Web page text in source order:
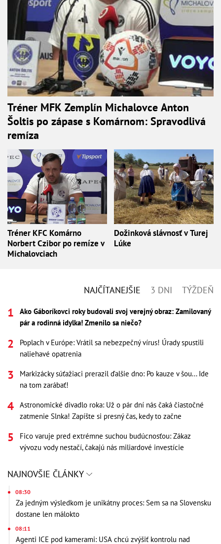
Tréner MFK Zemplín Michalovce Anton
Šoltis po zápase s Komárnom: Spravodlivá
remíza
Tréner KFC Komárno
Norbert Czibor po remíze v
Michalovciach
Dožinková slávnosť v Turej
Lúke
NAJČÍTANEJŠIE 3 DNI TÝŽDEŇ
Ako Gáboríkovci roky budovali svoj verejný obraz: Zamilovaný
pár a rodinná idylka! Zmenilo sa niečo?
Poplach v Európe: Vrátil sa nebezpečný vírus! Úrady spustili
naliehavé opatrenia
Markizácky súťažiaci prerazil ďalšie dno: Po kauze v šou... Ide
na tom zarábať!
Astronomické divadlo roka: Už o pár dní nás čaká čiastočné
zatmenie Slnka! Zapíšte si presný čas, kedy to začne
Fico varuje pred extrémne suchou budúcnosťou: Zákaz
vývozu vody nestačí, čakajú nás miliardové investície
NAJNOVŠIE ČLÁNKY
08:30
Za jedným výsledkom je unikátny proces: Sem sa na Slovensku
dostane len málokto
08:11
Agenti ICE pod kamerami: USA chcú zvýšiť kontrolu nad